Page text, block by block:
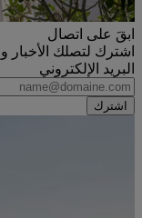
ابقَ على اتصال
اشترك لتصلك
البريد الإلكتروني
اشترك